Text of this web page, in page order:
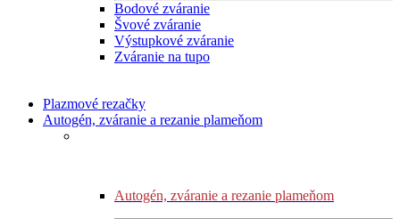
Bodové zváranie
Švové zváranie
Výstupkové zváranie
Zváranie na tupo
Plazmové rezačky
Autogén, zváranie a rezanie plameňom
Autogén, zváranie a rezanie plameňom